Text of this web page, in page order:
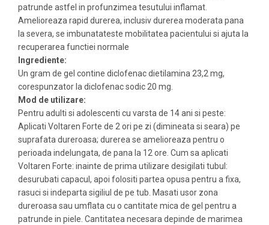
patrunde astfel in profunzimea tesutului inflamat.
Amelioreaza rapid durerea, inclusiv durerea moderata pana
la severa, se imbunatateste mobilitatea pacientului si ajuta la
recuperarea functiei normale
Ingrediente:
Un gram de gel contine diclofenac dietilamina 23,2 mg,
corespunzator la diclofenac sodic 20 mg.
Mod de utilizare:
Pentru adulti si adolescenti cu varsta de 14 ani si peste:
Aplicati Voltaren Forte de 2 ori pe zi (dimineata si seara) pe
suprafata dureroasa; durerea se amelioreaza pentru o
perioada indelungata, de pana la 12 ore. Cum sa aplicati
Voltaren Forte: inainte de prima utilizare desigilati tubul:
desurubati capacul, apoi folositi partea opusa pentru a fixa,
rasuci si indeparta sigiliul de pe tub. Masati usor zona
dureroasa sau umflata cu o cantitate mica de gel pentru a
patrunde in piele. Cantitatea necesara depinde de marimea